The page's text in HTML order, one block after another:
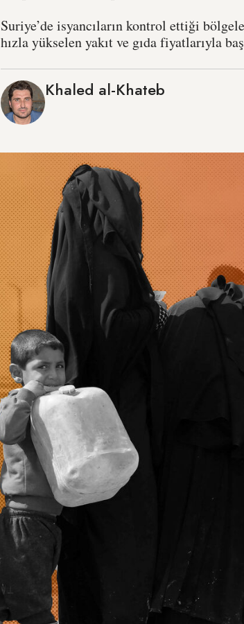
Suriye’de isyancıların kontrol ettiği
hızla yükselen yakıt ve gıda fiyatlarıyla
Khaled al-Khateb